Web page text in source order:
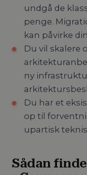
undgå de
penge.
kan påvirke
Du vil skalere
ny
Du har et
op til
upartisk
Sådan